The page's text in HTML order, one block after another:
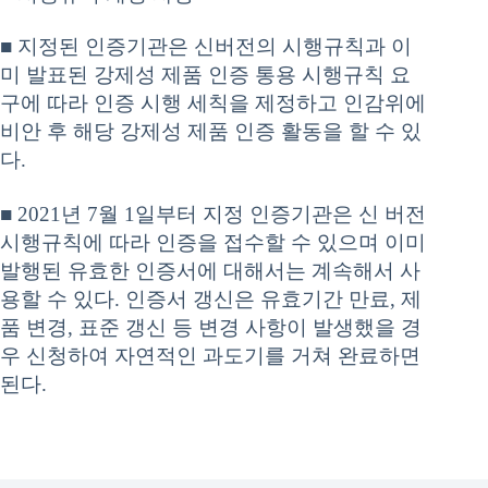
■ 지정된 인증기관은 신버전의 시행규칙과 이
미 발표된 강제성 제품 인증 통용 시행규칙 요
구에 따라 인증 시행 세칙을 제정하고 인감위에
비안 후 해당 강제성 제품 인증 활동을 할 수 있
다.
■ 2021년 7월 1일부터 지정 인증기관은 신 버전
시행규칙에 따라 인증을 접수할 수 있으며 이미
발행된 유효한 인증서에 대해서는 계속해서 사
용할 수 있다. 인증서 갱신은 유효기간 만료, 제
품 변경, 표준 갱신 등 변경 사항이 발생했을 경
우 신청하여 자연적인 과도기를 거쳐 완료하면
된다.